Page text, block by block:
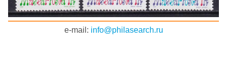
e-mail: info@philasearch.ru